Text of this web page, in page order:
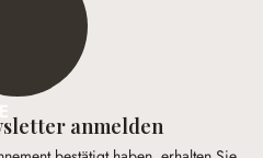
anmelden